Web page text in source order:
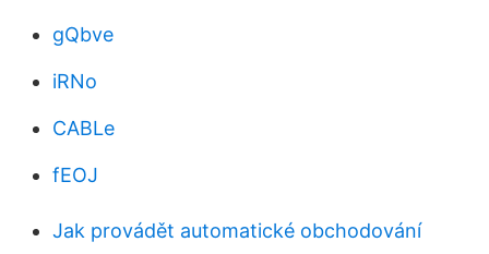
gQbve
iRNo
CABLe
fEOJ
Jak provádět automatické obchodování